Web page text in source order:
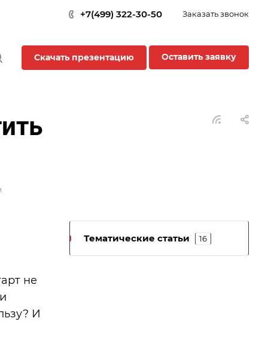
+7(499) 322-30-50 Заказать звонок
Скачать презентацию Оставить заявку
не
И
Тематические статьи 16